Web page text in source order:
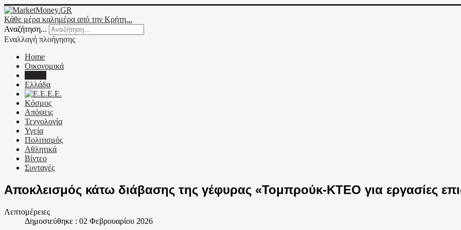
Κάθε μέρα καλημέρα από την Κρήτη...
Αναζήτηση...
Εναλλαγή πλοήγησης
Home
Οικονομικά
Ελλάδα
Ε.Ε.
Κόσμος
Απόψεις
Τεχνολογία
Υγεία
Πολιτισμός
Αθλητικά
Βίντεο
Συνταγές
Αποκλεισμός κάτω διάβασης της γέφυρας «Τομπρούκ-ΚΤΕΟ για εργασίες
Λεπτομέρειες
Δημοσιεύθηκε : 02 Φεβρουαρίου 2026